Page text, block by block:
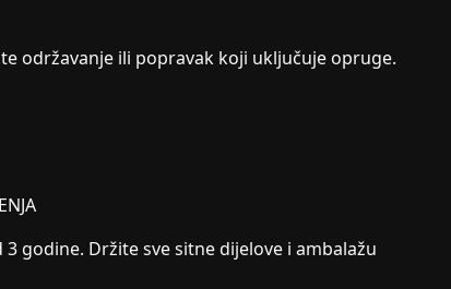
održavanje ili popravak koji uključuje opruge.
godine. Držite sve sitne dijelove i ambalažu